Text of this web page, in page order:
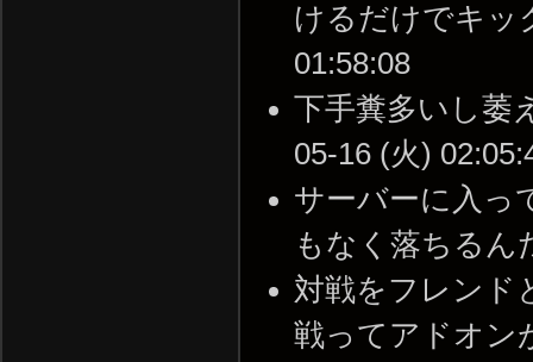
けるだけでキッ
01:58:08
下手糞多いし萎
05-16 (火)
サーバーに入っ
もなく落ちるん
対戦をフレンド
戦ってアドオン